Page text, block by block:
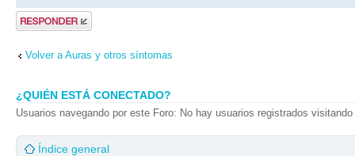
Publicar una
respuesta
Volver a Auras y otros síntomas
¿QUIÉN ESTÁ CONECTADO?
Usuarios navegando por este Foro: No hay usuarios registrados
Índice general